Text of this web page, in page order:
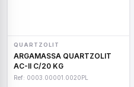
QUARTZOLIT
ARGAMASSA QUARTZOLIT
AC-II C/20 KG
Ref: 0003.00001.0020PL